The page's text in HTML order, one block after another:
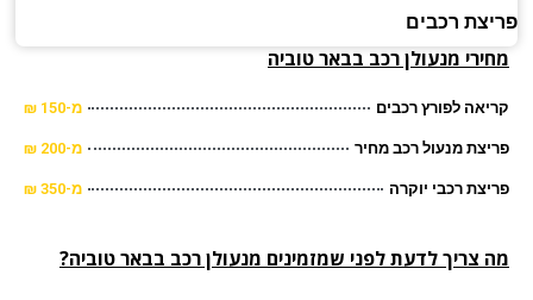
רכבים
מנעולן רכב בבאר טוביה
לפורץ רכבים מ-150 ₪
מנעול רכב מחיר מ-200 ₪
רכבי יוקרה מ-350 ₪
צריך לדעת לפני שמזמינים מנעולן רכב בבאר טוביה?